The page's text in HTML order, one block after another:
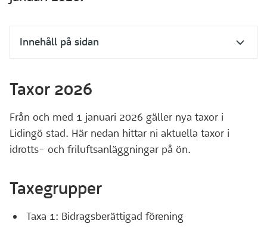
Innehåll på sidan
Taxor 2026
Från och med 1 januari 2026 gäller nya taxor i
Lidingö stad. Här nedan hittar ni aktuella taxor i
idrotts- och friluftsanläggningar på ön.
Taxegrupper
Taxa 1: Bidragsberättigad förening